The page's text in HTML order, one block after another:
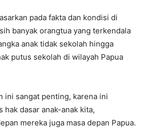
pada fakta dan kondisi di
banyak orangtua yang terkendala
anak tidak sekolah hingga
putus sekolah di wilayah Papua
ini sangat penting, karena ini
hak dasar anak-anak kita,
mereka juga masa depan Papua.